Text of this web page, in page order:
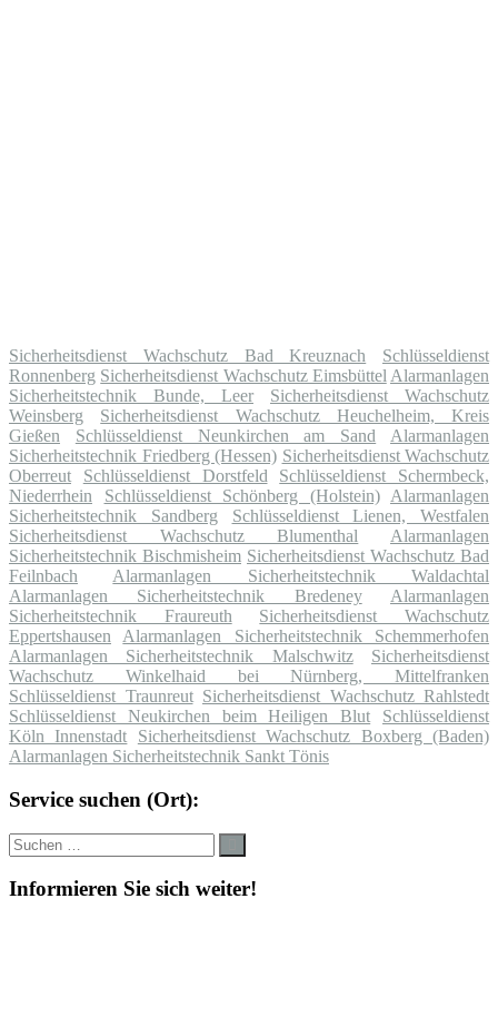
Sicherheitsdienst Wachschutz Bad Kreuznach
Schlüsseldienst
Ronnenberg Sicherheitsdienst Wachschutz Eimsbüttel Alarmanlagen
Sicherheitstechnik Bunde, Leer
Sicherheitsdienst Wachschutz
Weinsberg
Sicherheitsdienst Wachschutz Heuchelheim, Kreis
Gießen
Schlüsseldienst Neunkirchen am Sand
Alarmanlagen
Sicherheitstechnik Friedberg (Hessen) Sicherheitsdienst Wachschutz
Oberreut
Schlüsseldienst Dorstfeld
Schlüsseldienst Schermbeck,
Niederrhein
Schlüsseldienst Schönberg (Holstein)
Alarmanlagen
Sicherheitstechnik Sandberg
Schlüsseldienst Lienen, Westfalen
Sicherheitsdienst Wachschutz Blumenthal
Alarmanlagen
Sicherheitstechnik Bischmisheim Sicherheitsdienst Wachschutz Bad
Feilnbach
Alarmanlagen Sicherheitstechnik Waldachtal
Alarmanlagen Sicherheitstechnik Bredeney
Alarmanlagen
Sicherheitstechnik Fraureuth
Sicherheitsdienst Wachschutz
Eppertshausen
Alarmanlagen Sicherheitstechnik Schemmerhofen
Alarmanlagen Sicherheitstechnik Malschwitz
Sicherheitsdienst
Wachschutz Winkelhaid bei Nürnberg, Mittelfranken
Schlüsseldienst Traunreut Sicherheitsdienst Wachschutz Rahlstedt
Schlüsseldienst Neukirchen beim Heiligen Blut
Schlüsseldienst
Köln Innenstadt
Sicherheitsdienst Wachschutz Boxberg (Baden)
Alarmanlagen Sicherheitstechnik Sankt Tönis
Service suchen (Ort):
Suche
nach:
Informieren Sie sich weiter!